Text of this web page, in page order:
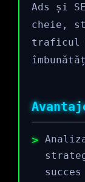
Ads și
cheie,
traficul